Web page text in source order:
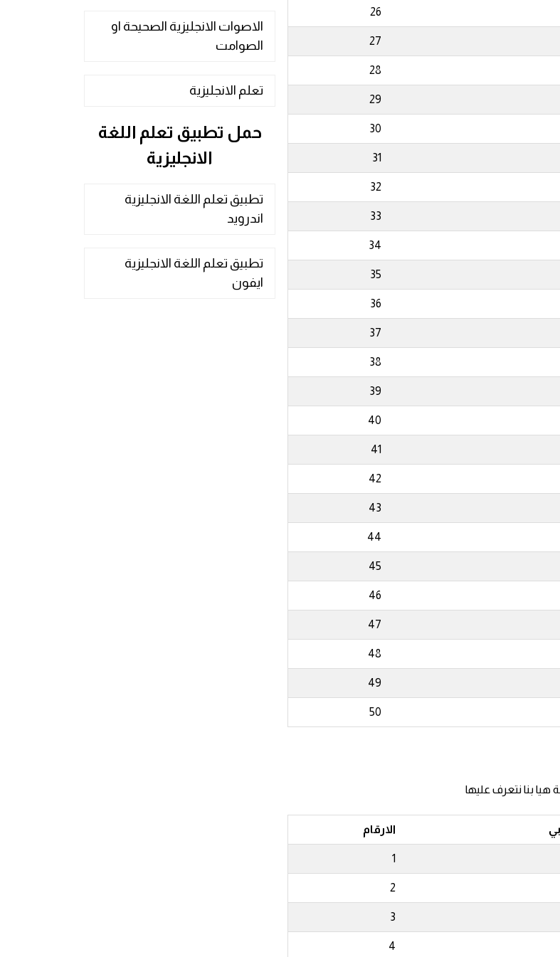
26
27
28
29
30
31
32
33
34
35
36
37
38
39
40
41
42
43
44
45
46
47
48
49
50
الارقام
1
2
3
4
الاصوات الانجليزية الصحيحة او
الصوامت
تعلم الانجليزية
حمل تطبيق تعلم اللغة
الانجليزية
تطبيق تعلم اللغة الانجليزية
اندرويد
تطبيق تعلم اللغة الانجليزية
ايفون